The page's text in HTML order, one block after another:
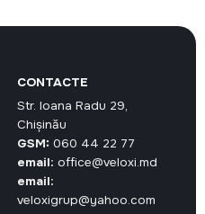
CONTACTE
Str. Ioana Radu 29,
Chișinău
GSM: 060 44 22 77
email: office@veloxi.md
email:
veloxigrup@yahoo.com